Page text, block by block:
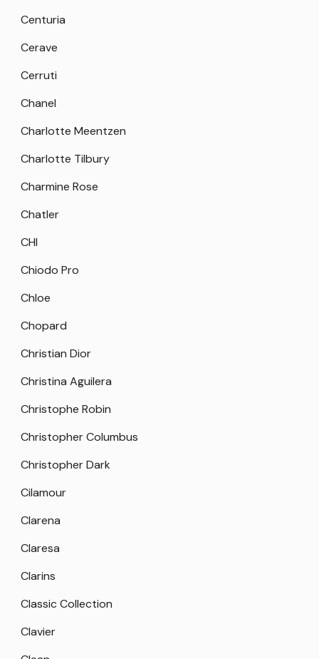
Centuria
Cerave
Cerruti
Chanel
Charlotte Meentzen
Charlotte Tilbury
Charmine Rose
Chatler
CHI
Chiodo Pro
Chloe
Chopard
Christian Dior
Christina Aguilera
Christophe Robin
Christopher Columbus
Christopher Dark
Cilamour
Clarena
Claresa
Clarins
Classic Collection
Clavier